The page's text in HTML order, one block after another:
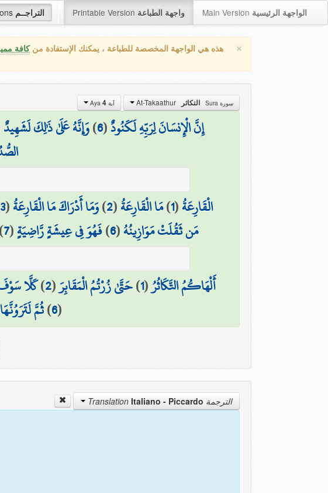
التراجــم Printable Version واجهة الطباعة Main Version الواجهة الرئيسية
× هذه هي الواجهة المخصصة للطباعة ، يمكنك الإستفادة منكافة
سورة Sura التكاثر آية Aya 4
إِنَّ الْإِنسَانَ لِرَبِّهِ لَكَنُودٌ(
6
)وَإِنَّهُ عَلَىٰ ذَٰلِكَ لَشَهِيدٌ
الْقَارِعَةُ(
1
)مَا الْقَارِعَةُ(
2
)وَمَا أَدْرَاكَ مَا الْقَارِعَةُ(
3
مَن ثَقُلَتْ مَوَازِينُهُ(
6
)فَهُوَ فِي عِيشَةٍ رَّاضِيَةٍ(
7
أَلْهَاكُمُ التَّكَاثُرُ(
1
)حَتَّىٰ زُرْتُمُ الْمَقَابِرَ(
2
)كَلَّا
(
6
)ثُمَّ
الترجمة Translation Italiano - Piccardo